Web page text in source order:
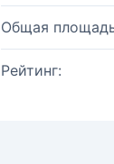
Общая
Рейтинг: